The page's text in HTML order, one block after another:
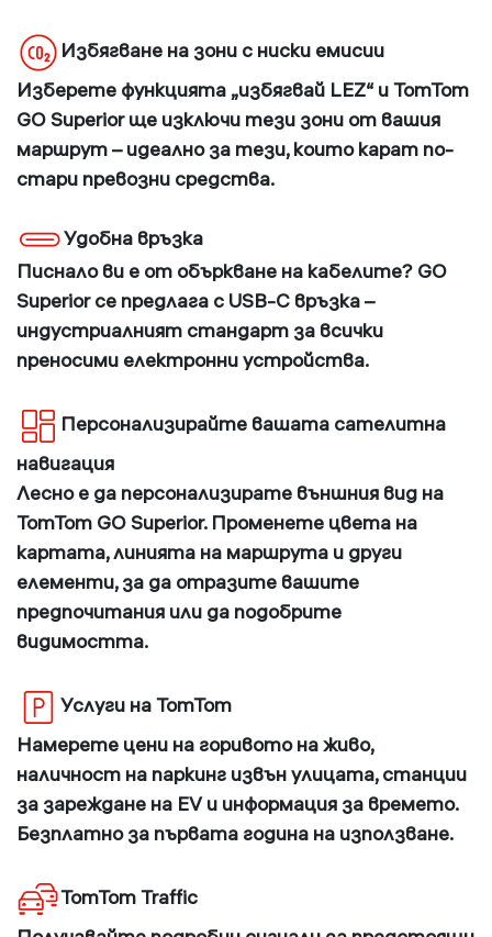
Избягване на зони с ниски емисии
Изберете функцията „избягвай LEZ“ и TomTom
GO Superior ще изключи тези зони от вашия
маршрут – идеално за тези, които карат по-
стари превозни средства.
Удобна връзка
Писнало ви е от объркване на кабелите? GO
Superior се предлага с USB-C връзка –
индустриалният стандарт за всички
преносими електронни устройства.
Персонализирайте вашата сателитна
навигация
Лесно е да персонализирате външния вид на
TomTom GO Superior. Променете цвета на
картата, линията на маршрута и други
елементи, за да отразите вашите
предпочитания или да подобрите
видимостта.
Услуги на TomTom
Намерете цени на горивото на живо,
наличност на паркинг извън улицата, станции
за зареждане на EV и информация за времето.
Безплатно за първата година на използване.
TomTom Traffic